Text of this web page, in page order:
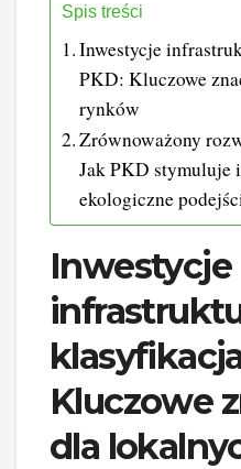
Spis treści
Inwestycje
PKD: Kluczowe
rynków
Zrównoważony
Jak PKD stymuluje
ekologiczne
Inwestycje
Kluczowe
dla